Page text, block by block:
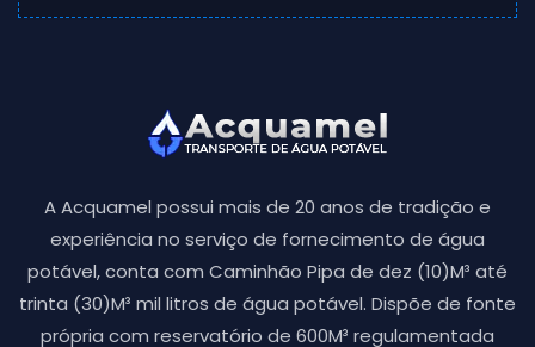
A Acquamel possui mais de 20 anos de tradição e
experiência no serviço de fornecimento de água
potável, conta com Caminhão Pipa de dez (10)M³ até
trinta (30)M³ mil litros de água potável. Dispõe de fonte
própria com reservatório de 600M³ regulamentada